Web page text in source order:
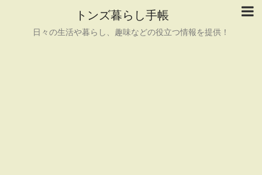
トンズ暮らし手帳
日々の生活や暮らし、趣味などの役立つ情報を提供！